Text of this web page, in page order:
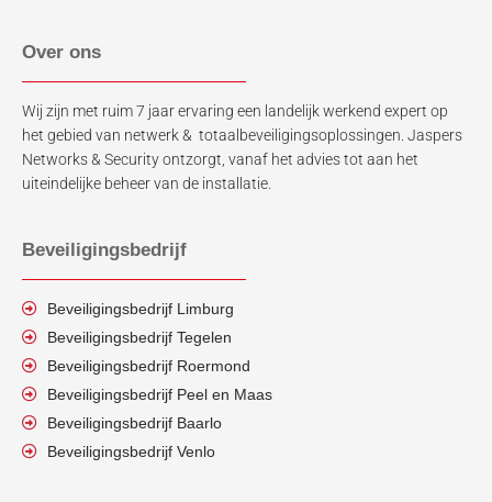
Over ons
Wij zijn met ruim 7 jaar ervaring een landelijk werkend expert op
het gebied van netwerk & totaalbeveiligingsoplossingen. Jaspers
Networks & Security ontzorgt, vanaf het advies tot aan het
uiteindelijke beheer van de installatie.
Beveiligingsbedrijf
Beveiligingsbedrijf Limburg
Beveiligingsbedrijf Tegelen
Beveiligingsbedrijf Roermond
Beveiligingsbedrijf Peel en Maas
Beveiligingsbedrijf Baarlo
Beveiligingsbedrijf Venlo